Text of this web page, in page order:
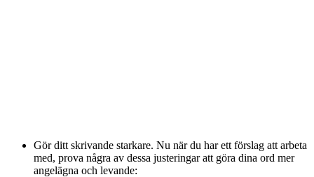
Gör ditt skrivande starkare. Nu när du har ett förslag att arbeta
med, prova några av dessa justeringar att göra dina ord mer
angelägna och levande: